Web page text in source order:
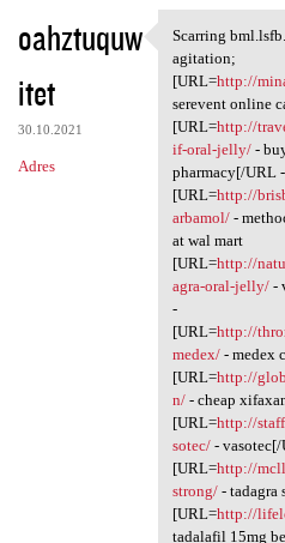
oahztuquw
itet
30.10.2021
Adres
Scarring
Scarring
agitation;
[URL=http://
serevent online
[URL=http://
if-oral-jelly/-
pharmacy[/URL -
[URL=http://
arbamol/-
at wal mart
[URL=http://
agra-oral-jelly/-
-
[URL=http://
medex/- medex
[URL=http://
n/- cheap
[URL=http://
sotec/- vasotec[/
[URL=http://
strong/- tadagra
[URL=http://
tadalafil 15mg